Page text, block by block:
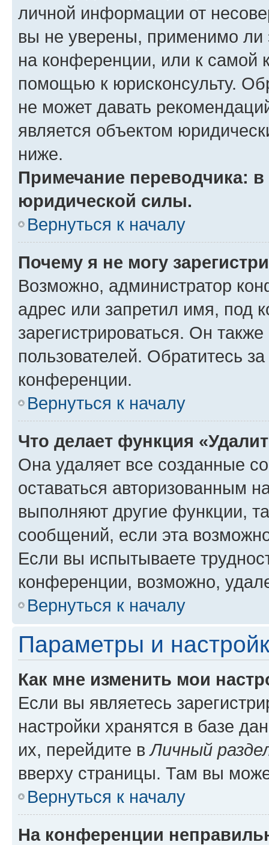
личной информации от
вы не уверены, применимо ли
на конференции, или к самой
помощью к юрисконсульту.
не может давать
является объектом
ниже.
Примечание переводчика:
юридической силы.
Вернуться к началу
Почему я не могу
Возможно, администратор
адрес или запретил имя, под
зарегистрироваться. Он
пользователей. Обратитесь
конференции.
Вернуться к началу
Что делает функция
Она удаляет все созданные
оставаться авторизованным
выполняют другие функции,
сообщений, если эта
Если вы испытываете
конференции, возможно,
Вернуться к началу
Параметры и
Как мне изменить мои
Если вы являетесь
настройки хранятся в базе
их, перейдите вЛичный
вверху страницы. Там вы
Вернуться к началу
На конференции